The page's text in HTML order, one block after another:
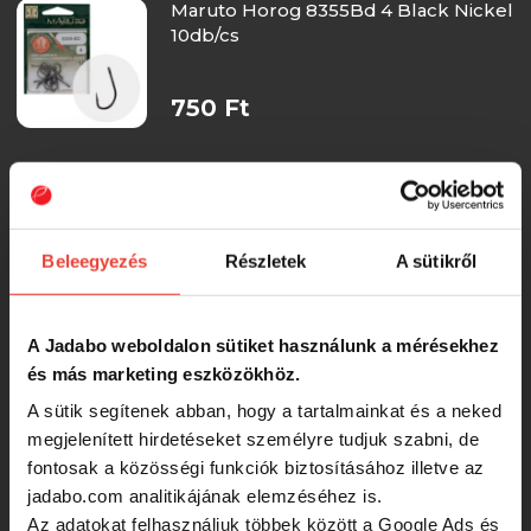
Beleegyezés Részletek A sütikről
A Jadabo weboldalon sütiket használunk a mérésekhez
és más marketing eszközökhöz.
A sütik segítenek abban, hogy a tartalmainkat és a neked
megjelenített hirdetéseket személyre tudjuk szabni, de
fontosak a közösségi funkciók biztosításához illetve az
jadabo.com analitikájának elemzéséhez is.
Az adatokat felhasználjuk többek között a Google Ads és
Maruto Horog 8355Bd 4 Black Nickel
10db/cs
750 Ft
Maruto Horog 4340 1/0 Nickel
750 Ft
Maruto Horog 9411 16 Black Nickel
10db/cs
750 Ft
Maruto Horog 9411 12 Black Nickel